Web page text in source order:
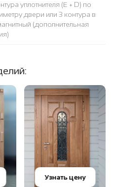
уплотнителя (Е + D) по
двери или 3 контура в
(дополнительная
Узнать цену